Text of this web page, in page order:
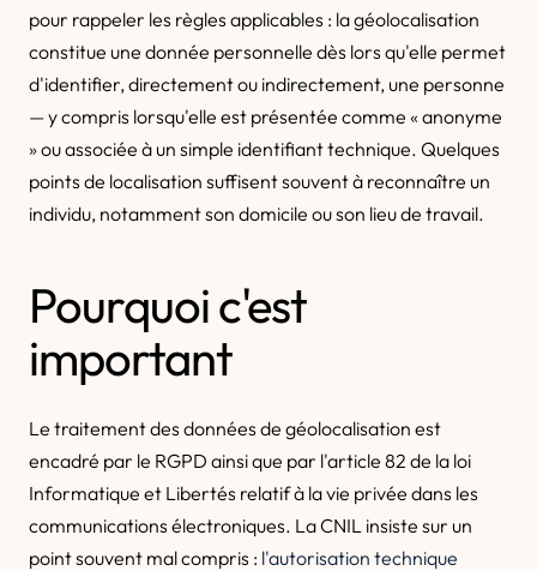
pour rappeler les règles applicables : la géolocalisation
constitue une donnée personnelle dès lors qu'elle permet
d'identifier, directement ou indirectement, une personne
— y compris lorsqu'elle est présentée comme « anonyme
» ou associée à un simple identifiant technique. Quelques
points de localisation suffisent souvent à reconnaître un
individu, notamment son domicile ou son lieu de travail.
Pourquoi c'est
important
Le traitement des données de géolocalisation est
encadré par le RGPD ainsi que par l'article 82 de la loi
Informatique et Libertés relatif à la vie privée dans les
communications électroniques. La CNIL insiste sur un
point souvent mal compris : l'autorisation technique